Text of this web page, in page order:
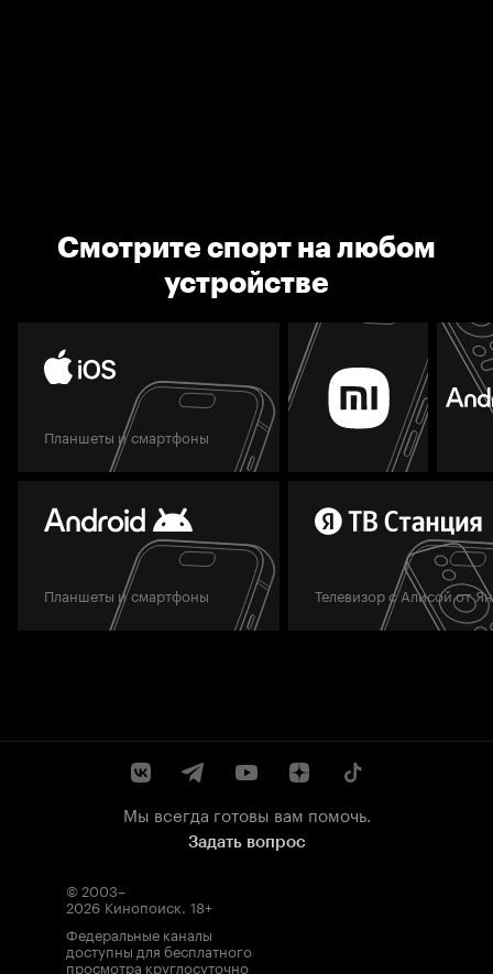
Смотрите спорт на любом
устройстве
Планшеты и смартфоны
Планшеты и смартфоны Телевизор с Алисой от
Мы всегда готовы вам помочь.
Задать вопрос
© 2003–
2026 Кинопоиск. 18+
Федеральные каналы
доступны для бесплатного
просмотра круглосуточно